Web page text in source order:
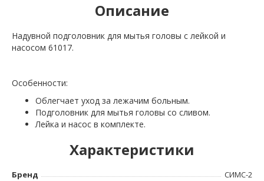
Описание
Надувной подголовник для мытья головы с лейкой и
насосом 61017.
Особенности:
Облегчает уход за лежачим больным.
Подголовник для мытья головы со сливом.
Лейка и насос в комплекте.
Характеристики
Бренд СИМС-2